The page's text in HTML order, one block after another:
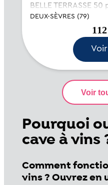
BELLE TERRASSE 50
Affaire de qualité,
beaucoup de
DEUX-SÈVRES (79)
Pourquoi
cave à vins
Comment
vins ? Ouvrez en